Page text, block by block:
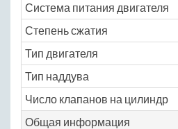
Система питания двигателя
Степень сжатия
Тип двигателя
Тип наддува
Число клапанов на цилиндр
Общая информация